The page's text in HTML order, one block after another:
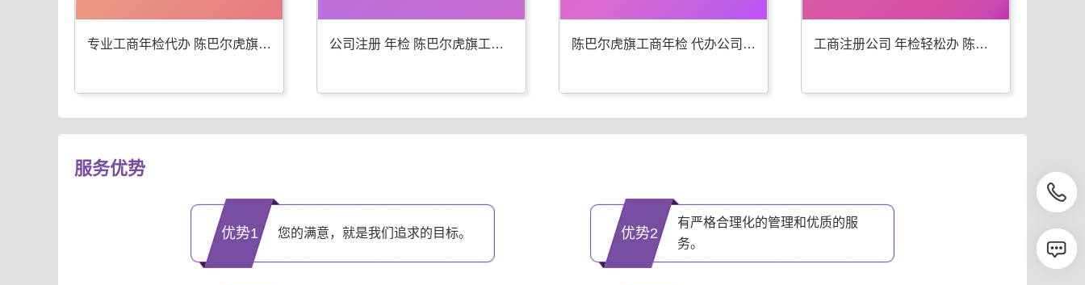
专业工商年检代办 陈巴尔虎旗公司注册服务优 公司注册 年检 陈巴尔虎旗工商代办更专业 陈巴尔虎旗工商年检 代办公司注册一步到位 工商注册公司 年检轻松办 陈巴尔虎旗优选
服务优势
优势1 您的满意，就是我们追求的目标。 优势2
有严格合理化的管理和优质的服
务。